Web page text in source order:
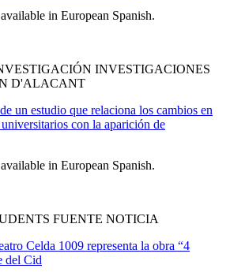
in European Spanish.
INVESTIGACIONES
D'ALACANT
un estudio que relaciona los cambios en
con la aparición de
in European Spanish.
FUENTE NOTICIA
Celda 1009 representa la obra “4
del Cid